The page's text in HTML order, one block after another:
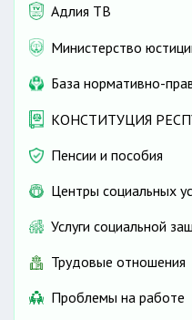
Адлия ТВ
Министерство
База нормативно-
КОНСТИТУЦИЯ
Пенсии и пособия
Центры социальных
Услуги социальной
Трудовые отношения
Проблемы на работе